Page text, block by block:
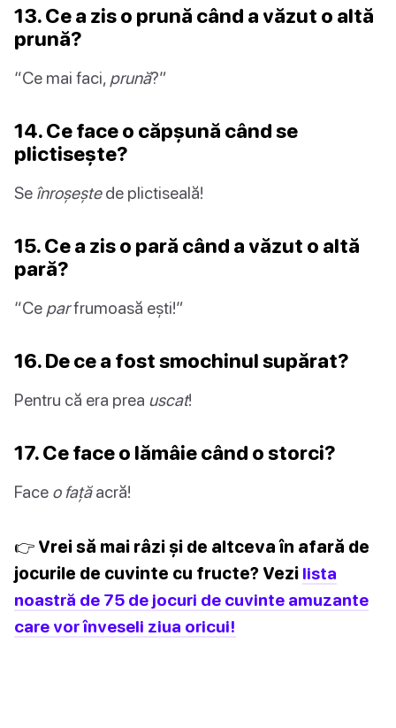
13. Ce a zis o prună când a văzut o altă
prună?
“Ce mai faci, prună?”
14. Ce face o căpșună când se
plictisește?
Se înroșeștede plictiseală!
15. Ce a zis o pară când a văzut o altă
pară?
“Ce parfrumoasă ești!”
16. De ce a fost smochinul supărat?
Pentru că era prea uscat!
17. Ce face o lămâie când o storci?
Face o fațăacră!
👉 Vrei să mai râzi și de altceva în afară de
jocurile de cuvinte cu fructe? Vezi lista
noastră de 75 de jocuri de cuvinte amuzante
care vor înveseli ziua oricui!